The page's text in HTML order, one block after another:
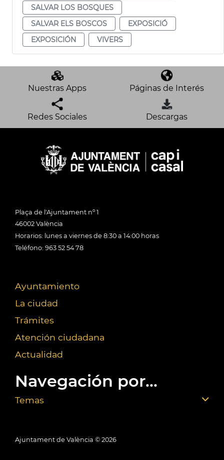
SALVAR LOS BOSQUES
SALVAR ELS BOSCOS
EXPOSICIÓ
EXPOSICIÓN
VIVERS
Nuestras Apps Páginas de Interés
Redes Sociales Descargas
Plaça de l'Ajuntament nº 1
46002 València
Horarios: lunes a viernes de 8:30 a 14:00 horas
Teléfono: 963 52 54 78
Ayuntamiento
La ciudad
Trámites
Atención ciudadana
Actualidad
Navegación por...
Temas
Ajuntament de València © 2026